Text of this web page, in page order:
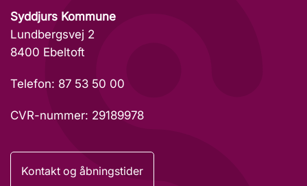
Syddjurs Kommune
Lundbergsvej 2
8400 Ebeltoft
Telefon: 87 53 50 00
CVR-nummer: 29189978
Kontakt og åbningstider